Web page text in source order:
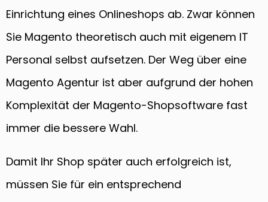
Einrichtung eines Onlineshops ab. Zwar können
Sie Magento theoretisch auch mit eigenem IT
Personal selbst aufsetzen. Der Weg über eine
Magento Agentur ist aber aufgrund der hohen
Komplexität der Magento-Shopsoftware fast
immer die bessere Wahl.
Damit Ihr Shop später auch erfolgreich ist,
müssen Sie für ein entsprechend